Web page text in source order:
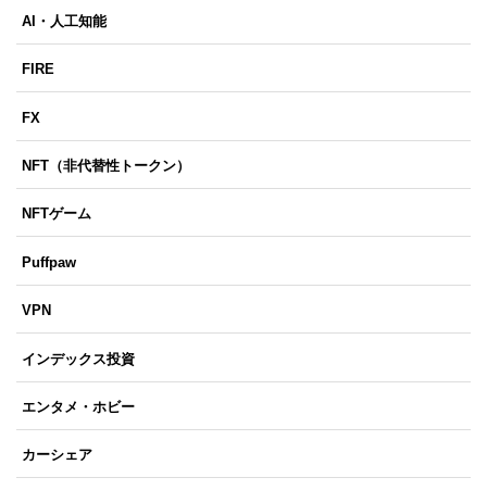
AI・人工知能
FIRE
FX
NFT（非代替性トークン）
NFTゲーム
Puffpaw
VPN
インデックス投資
エンタメ・ホビー
カーシェア